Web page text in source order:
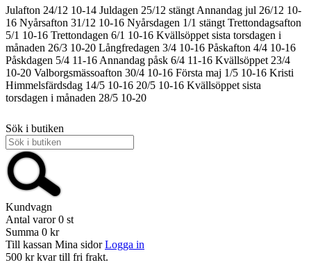
Julafton 24/12 10-14 Juldagen 25/12 stängt Annandag jul 26/12 10-
16 Nyårsafton 31/12 10-16 Nyårsdagen 1/1 stängt Trettondagsafton
5/1 10-16 Trettondagen 6/1 10-16 Kvällsöppet sista torsdagen i
månaden 26/3 10-20 Långfredagen 3/4 10-16 Påskafton 4/4 10-16
Påskdagen 5/4 11-16 Annandag påsk 6/4 11-16 Kvällsöppet 23/4
10-20 Valborgsmässoafton 30/4 10-16 Första maj 1/5 10-16 Kristi
Himmelsfärdsdag 14/5 10-16 20/5 10-16 Kvällsöppet sista
torsdagen i månaden 28/5 10-20
Sök i butiken
Kundvagn
Antal varor 0 st
Summa 0 kr
Till kassan Mina sidor Logga in
500 kr kvar till fri frakt.